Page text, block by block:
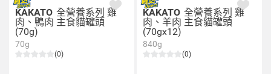
KAKATO 全營養系列 雞
肉、鴨肉 主食貓罐頭
(70g)
70g
(0)
KAKATO 全營養系列 雞
肉、羊肉 主食貓罐頭
(70gx12)
840g
(0)